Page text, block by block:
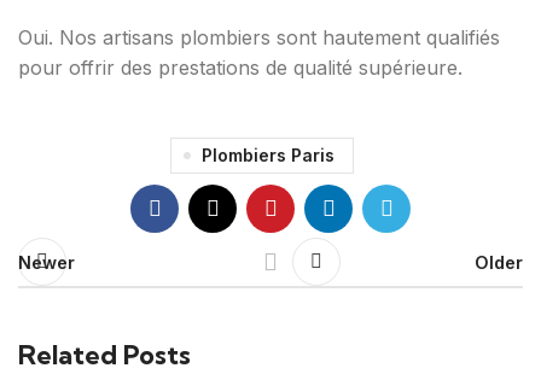
Oui. Nos artisans plombiers sont hautement qualifiés
pour offrir des prestations de qualité supérieure.
Plombiers Paris
Newer Older
Related Posts